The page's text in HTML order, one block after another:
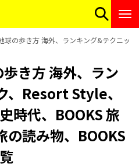
球の歩き方 海外、ランキング&テクニッ
き方 海外、ラン
、Resort Style、
時代、BOOKS 旅
の読み物、BOOKS